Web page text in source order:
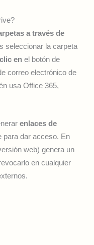
a través de
seleccionar la carpeta
en el botón de
correo electrónico de
usa Office 365,
enlaces de
para dar acceso. En
web) genera un
en cualquier